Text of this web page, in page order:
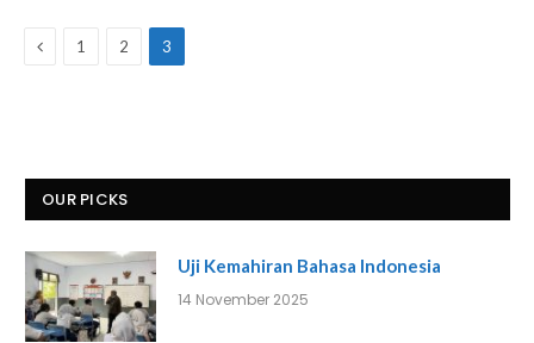
Previous
1 2 3
OUR PICKS
Uji Kemahiran Bahasa Indonesia
14 November 2025